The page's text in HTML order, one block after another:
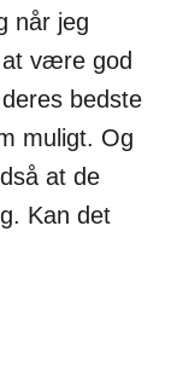
når jeg
være god
bedste
muligt. Og
at de
Kan det